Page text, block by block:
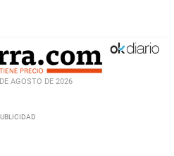
AGOSTO DE 2026